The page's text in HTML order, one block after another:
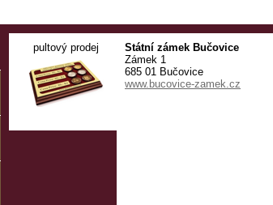
pultový prodej
Státní zámek Bučovice
Zámek 1
685 01 Bučovice
www.bucovice-zamek.cz